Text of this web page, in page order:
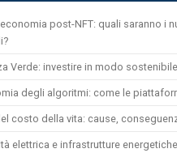
post-NFT: quali saranno i
Verde: investire in modo sostenibile
degli algoritmi: come le
costo della vita: cause,
elettrica e infrastrutture